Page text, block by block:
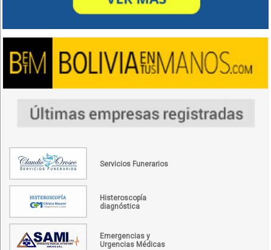
Servicios Funerarios
Histeroscopía
diagnóstica
Emergencias y
Urgencias Médicas